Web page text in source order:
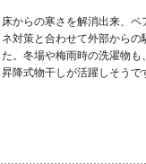
床からの寒さを解消出来、ペ
ネ対策と合わせて外部からの
た。冬場や梅雨時の洗濯物も
昇降式物干しが活躍しそうで